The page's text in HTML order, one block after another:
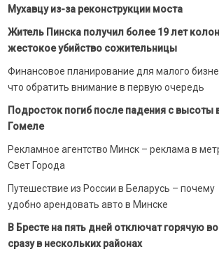
Мухавцу из-за реконструкции моста
Житель Пинска получил более 19 лет
жестокое убийство сожительницы
Финансовое планирование для малого
что обратить внимание в первую очередь
Подросток погиб после падения с высоты
Гомеле
Рекламное агентство Минск – реклама в
Свет Города
Путешествие из России в Беларусь – почему
удобно арендовать авто в Минске
В Бресте на пять дней отключат горячую
сразу в нескольких районах